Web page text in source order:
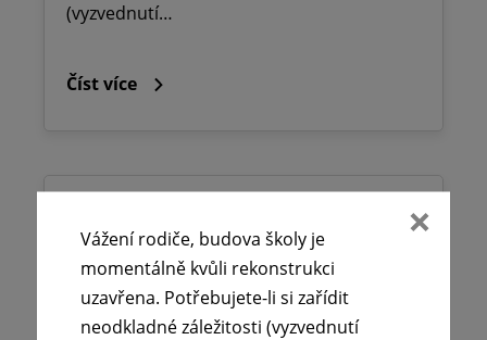
(vyzvednutí…
Číst více
Vážení rodiče, budova školy je
momentálně kvůli rekonstrukci
uzavřena. Potřebujete-li si zařídit
neodkladné záležitosti (vyzvednutí